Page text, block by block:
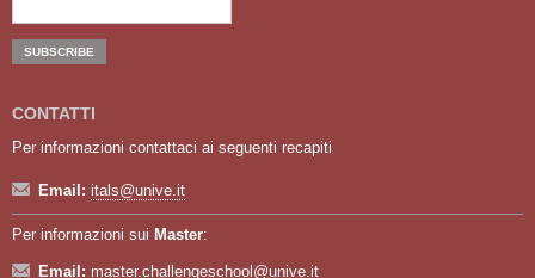
CONTATTI
Per informazioni contattaci ai seguenti recapiti
Email: itals@unive.it
Per informazioni sui Master:
Email: master.challengeschool@unive.it